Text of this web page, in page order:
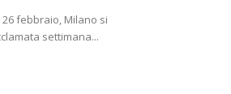
26 febbraio, Milano si
settimana...